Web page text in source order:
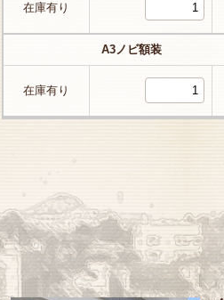
在庫有り
A3ノビ額装
在庫有り